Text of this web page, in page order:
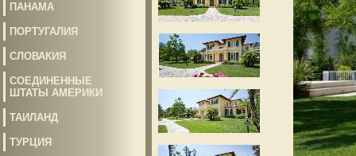
ПАНАМА
ПОРТУГАЛИЯ
СЛОВАКИЯ
СОЕДИНЕННЫЕ
ШТАТЫ АМЕРИКИ
ТАИЛАНД
ТУРЦИЯ